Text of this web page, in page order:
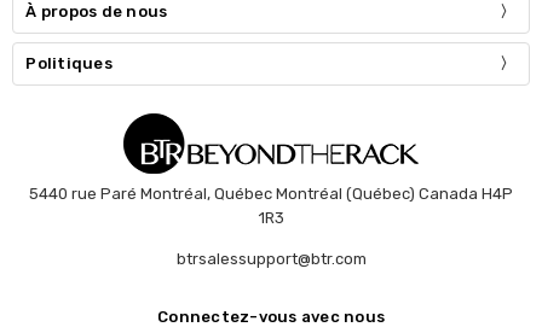
À propos de nous
Politiques
5440 rue Paré Montréal, Québec Montréal (Québec) Canada H4P
1R3
btrsalessupport@btr.com
Connectez-vous avec nous